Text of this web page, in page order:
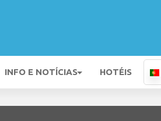
INFO E NOTÍCIAS HOTÉIS